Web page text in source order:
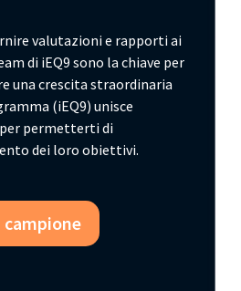
valutazioni e rapporti ai
di iEQ9 sono la chiave per
una crescita straordinaria
(iEQ9) unisce
permetterti di
dei loro obiettivi.